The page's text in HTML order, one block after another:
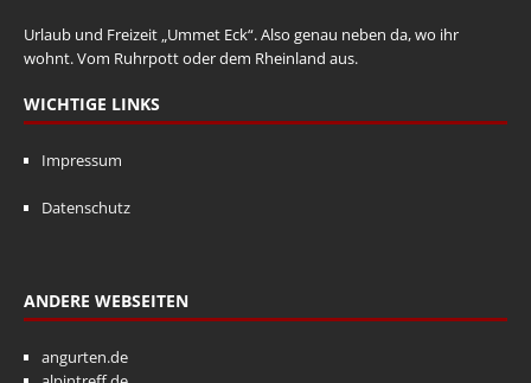
Urlaub und Freizeit „Ummet Eck“. Also genau neben da, wo ihr
wohnt. Vom Ruhrpott oder dem Rheinland aus.
WICHTIGE LINKS
Impressum
Datenschutz
ANDERE WEBSEITEN
angurten.de